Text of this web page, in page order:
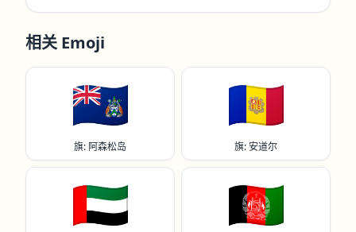
相关 Emoji
🇦🇨
旗: 阿森松岛
🇦🇩
旗: 安道尔
🇦🇪 🇦🇫